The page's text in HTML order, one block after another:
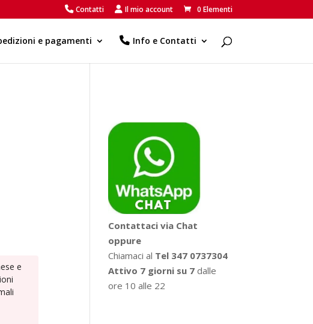
Contatti Il mio account 0 Elementi
e pagamenti Info e Contatti
e
Contattaci via Chat
oppure
Chiamaci al Tel 347 0737304
Attivo 7 giorni su 7 dalle
ore 10 alle 22